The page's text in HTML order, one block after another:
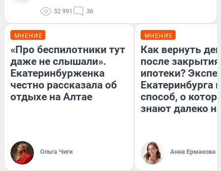
52 991 36
МНЕНИЕ
«Про беспилотники тут
даже не слышали».
Екатеринбурженка
честно рассказала об
отдыхе на Алтае
Ольга Чиги
МНЕНИЕ
Как вернуть
после закрытия
ипотеки?
Екатеринбурга
способ, о
знают далеко
Анна Ермакова